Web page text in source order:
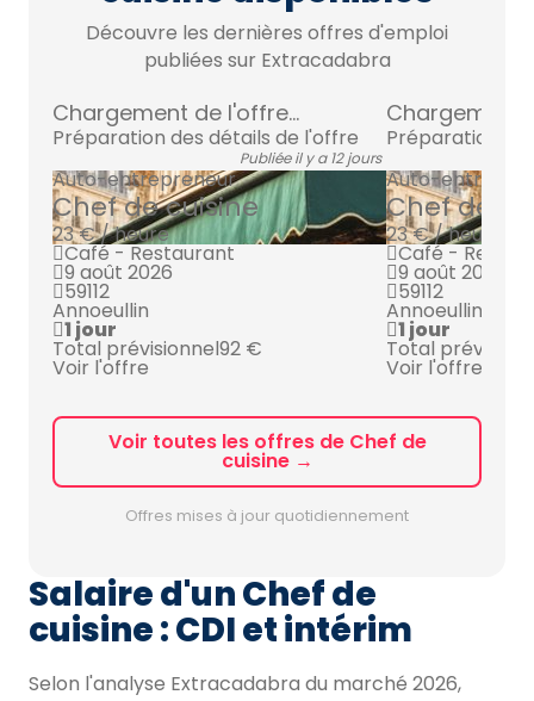
Découvre les dernières offres d'emploi
publiées sur Extracadabra
Chargement de l'offre...
Préparation des détails de l'offre
Publiée il y a 12 jours
Auto-entrepreneur
Chef de cuisine
23 € / heure
Café - Restaurant
9 août 2026
59112
Annoeullin
1 jour
Total prévisionnel92 €
Voir l'offre
Chargement
Préparation
Auto-
Chef de
23 € / heure
Café -
9 août 2026
59112
Annoeullin
1 jour
Total
Voir l'offre
Voir toutes les offres de Chef de
cuisine →
Offres mises à jour quotidiennement
Salaire d'un Chef de
cuisine : CDI et intérim
Selon l'analyse Extracadabra du marché 2026,